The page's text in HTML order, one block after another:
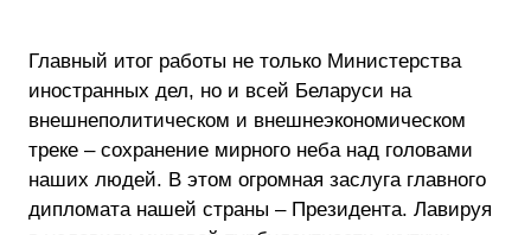
Главный итог работы не только Министерства
иностранных дел, но и всей Беларуси на
внешнеполитическом и внешнеэкономическом
треке – сохранение мирного неба над головами
наших людей. В этом огромная заслуга главного
дипломата нашей страны – Президента. Лавируя